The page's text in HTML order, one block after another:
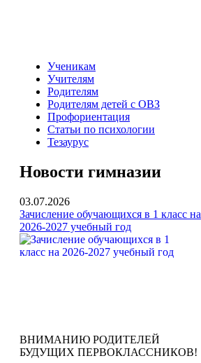
Ученикам
Учителям
Родителям
Родителям детей с ОВЗ
Профориентация
Статьи по психологии
Тезаурус
Новости гимназии
03.07.2026
Зачисление обучающихся в 1 класс на
2026-2027 учебный год
ВНИМАНИЮ РОДИТЕЛЕЙ
БУДУЩИХ ПЕРВОКЛАССНИКОВ!